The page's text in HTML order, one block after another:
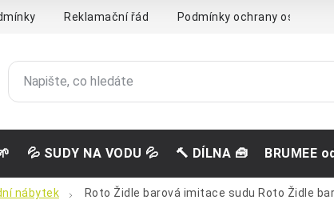
Reklamační řád Podmínky ochrany osobních
💦 SUDY NA VODU 💦 🔨 DÍLNA 🧰 BRUMEE
nábytek Roto Židle barová imitace sudu Roto Židle